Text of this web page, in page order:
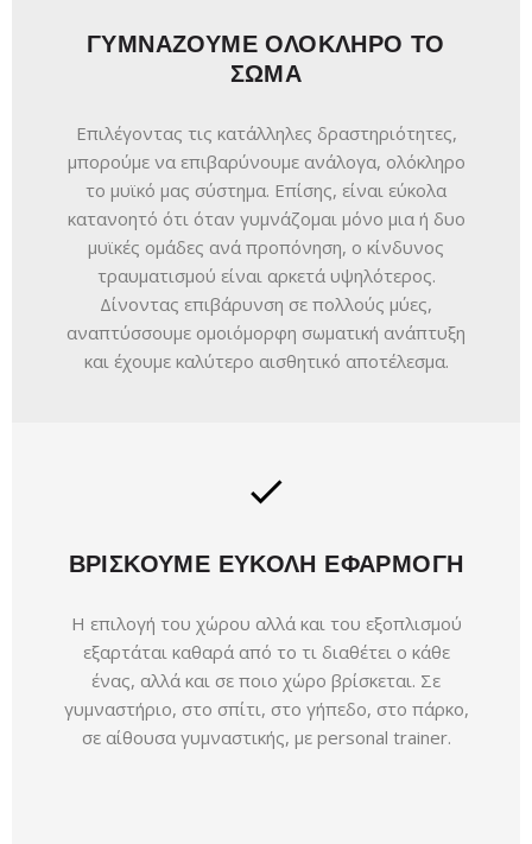
ΓΥΜΝΑΖΟΥΜΕ ΟΛΟΚΛΗΡΟ ΤΟ
ΣΩΜΑ
Επιλέγοντας τις κατάλληλες δραστηριότητες,
μπορούμε να επιβαρύνουμε ανάλογα, ολόκληρο
το μυϊκό μας σύστημα. Επίσης, είναι εύκολα
κατανοητό ότι όταν γυμνάζομαι μόνο μια ή δυο
μυϊκές ομάδες ανά προπόνηση, ο κίνδυνος
τραυματισμού είναι αρκετά υψηλότερος.
Δίνοντας επιβάρυνση σε πολλούς μύες,
αναπτύσσουμε ομοιόμορφη σωματική ανάπτυξη
και έχουμε καλύτερο αισθητικό αποτέλεσμα.
ΒΡΙΣΚΟΥΜΕ ΕΥΚΟΛΗ ΕΦΑΡΜΟΓΗ
Η επιλογή του χώρου αλλά και του εξοπλισμού
εξαρτάται καθαρά από το τι διαθέτει ο κάθε
ένας, αλλά και σε ποιο χώρο βρίσκεται. Σε
γυμναστήριο, στο σπίτι, στο γήπεδο, στο πάρκο,
σε αίθουσα γυμναστικής, με personal trainer.